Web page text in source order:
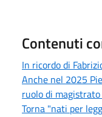
Contenuti
In ricordo di
Anche nel 2025
ruolo di
Torna "nati per